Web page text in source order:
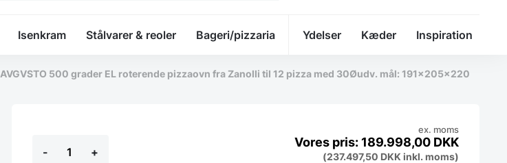
Isenkram Stålvarer & reoler Bageri/pizzaria Spacer
Ydelser Kæder Inspiration
AVGVSTO 500 grader EL roterende pizzaovn fra Zanolli til 12 pizza med 30Øudv. mål: 191x205x220
-
500
+
189.998,00 DKK
ex. moms
(237.497,50 DKK inkl. moms)